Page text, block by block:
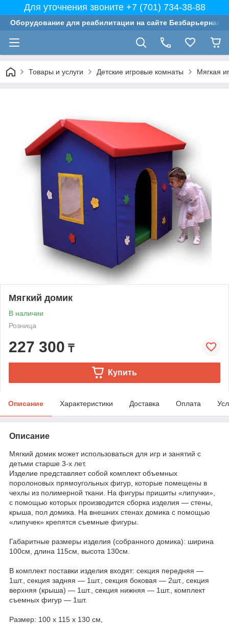
Для уточнения звоните +7 (701) 734-38-88
Оборудование для реабилитации на сайте Безбарьерная
Товары и услуги Детские игровые комнаты Мягкая
Мягкий домик
В наличии
Розница
227 300 ₸
Купить
Описание Характеристики Доставка Оплата
Описание
Мягкий домик может использоваться для игр и занятий с
детьми старше 3-х лет.
Изделие представляет собой комплект объемных
поролоновых прямоугольных фигур, которые помещены в
чехлы из полимерной ткани. На фигуры пришиты «липучки»,
с помощью которых производится сборка изделия — стены,
крыша, пол домика. На внешних стенах домика с помощью
«липучек» крепятся съемные фигуры.
Габаритные размеры изделия (собранного домика): ширина
100см, длина 115см, высота 130см.
В комплект поставки изделия входят: секция передняя —
1шт., секция задняя — 1шт., секция боковая — 2шт., секция
верхняя (крыша) — 1шт., секция нижняя — 1шт., комплект
съемных фигур — 1шт.
Размер: 100 х 115 х 130 см,